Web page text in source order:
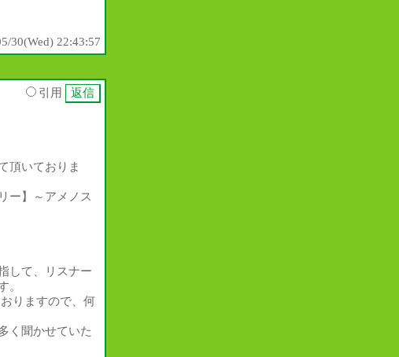
30(Wed) 22:43:57
引用
頂いておりま
ー】～アメノス
して、リスナー
。
りますので、何
く聞かせていた